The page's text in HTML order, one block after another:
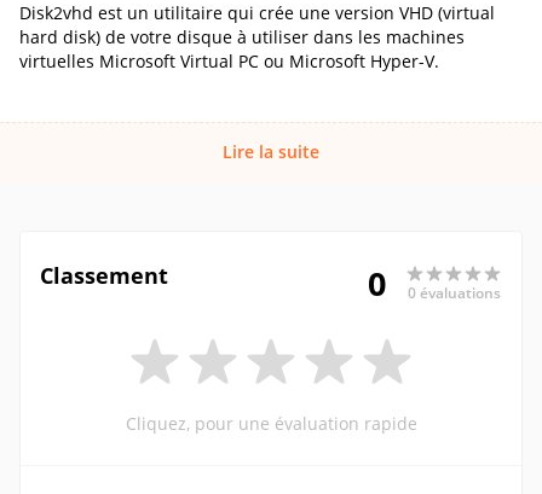
Disk2vhd est un utilitaire qui crée une version VHD (virtual
hard disk) de votre disque à utiliser dans les machines
virtuelles Microsoft Virtual PC ou Microsoft Hyper-V.
Lire la suite
Classement 0 0 évaluations
Cliquez, pour une évaluation rapide